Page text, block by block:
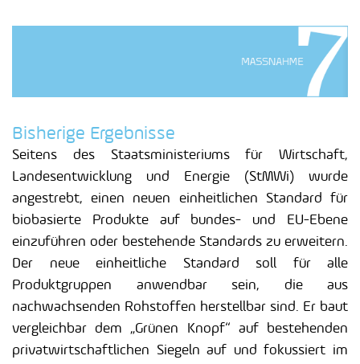
Bisherige Ergebnisse
Seitens des Staatsministeriums für Wirtschaft,
Landesentwicklung und Energie (StMWi) wurde
angestrebt, einen neuen einheitlichen Standard für
biobasierte Produkte auf bundes- und EU-Ebene
einzuführen oder bestehende Standards zu erweitern.
Der neue einheitliche Standard soll für alle
Produktgruppen anwendbar sein, die aus
nachwachsenden Rohstoffen herstellbar sind. Er baut
vergleichbar dem „Grünen Knopf“ auf bestehenden
privatwirtschaftlichen Siegeln auf und fokussiert im